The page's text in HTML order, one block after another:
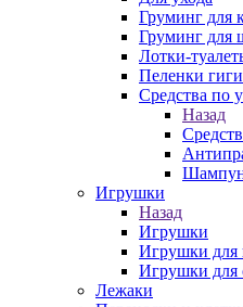
Груминг для
Груминг для
Лотки-
Пеленки
Средства по
Назад
Игрушки
Назад
Игрушки
Игрушки для
Игрушки для
Лежаки